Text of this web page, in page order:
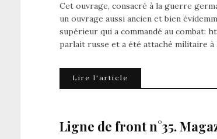
Cet ouvrage, consacré à la guerre
un ouvrage aussi ancien et bien
supérieur qui a commandé au
parlait russe et a été attaché militaire
Lire l'article
Ligne de front n°35.